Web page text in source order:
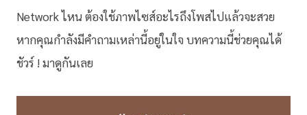
Network ไหน ต้องใช้ภาพไซส์อะไรถึงโพสไปแล้วจะสวย
หากคุณกำลังมีคำถามเหล่านี้อยู่ในใจ บทความนี้ช่วยคุณได้
ชัวร์ ! มาดูกันเลย